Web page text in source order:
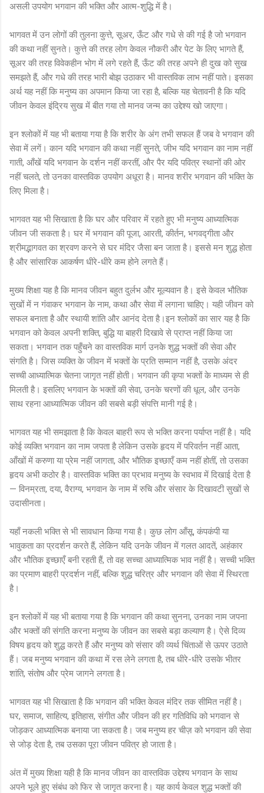
असली उपयोग भगवान की भक्ति और आत्म-शुद्धि में है।
भागवत में उन लोगों की तुलना कुत्ते, सूअर, ऊँट और गधे से की गई है जो भगवान
की कथा नहीं सुनते। कुत्ते की तरह लोग केवल नौकरी और पेट के लिए भागते हैं,
सूअर की तरह विवेकहीन भोग में लगे रहते हैं, ऊँट की तरह अपने ही दुख को सुख
समझते हैं, और गधे की तरह भारी बोझ उठाकर भी वास्तविक लाभ नहीं पाते। इसका
अर्थ यह नहीं कि मनुष्य का अपमान किया जा रहा है, बल्कि यह चेतावनी है कि यदि
जीवन केवल इंद्रिय सुख में बीत गया तो मानव जन्म का उद्देश्य खो जाएगा।
इन श्लोकों में यह भी बताया गया है कि शरीर के अंग तभी सफल हैं जब वे भगवान की
सेवा में लगें। कान यदि भगवान की कथा नहीं सुनते, जीभ यदि भगवान का नाम नहीं
गाती, आँखें यदि भगवान के दर्शन नहीं करतीं, और पैर यदि पवित्र स्थानों की ओर
नहीं चलते, तो उनका वास्तविक उपयोग अधूरा है। मानव शरीर भगवान की भक्ति के
लिए मिला है।
भागवत यह भी सिखाता है कि घर और परिवार में रहते हुए भी मनुष्य आध्यात्मिक
जीवन जी सकता है। घर में भगवान की पूजा, आरती, कीर्तन, भगवद्गीता और
श्रीमद्भागवत का श्रवण करने से घर मंदिर जैसा बन जाता है। इससे मन शुद्ध होता
है और सांसारिक आकर्षण धीरे-धीरे कम होने लगते हैं।
मुख्य शिक्षा यह है कि मानव जीवन बहुत दुर्लभ और मूल्यवान है। इसे केवल भौतिक
सुखों में न गंवाकर भगवान के नाम, कथा और सेवा में लगाना चाहिए। यही जीवन को
सफल बनाता है और स्थायी शांति और आनंद देता है।इन श्लोकों का सार यह है कि
भगवान को केवल अपनी शक्ति, बुद्धि या बाहरी दिखावे से प्राप्त नहीं किया जा
सकता। भगवान तक पहुँचने का वास्तविक मार्ग उनके शुद्ध भक्तों की सेवा और
संगति है। जिस व्यक्ति के जीवन में भक्तों के प्रति सम्मान नहीं है, उसके अंदर
सच्ची आध्यात्मिक चेतना जागृत नहीं होती। भगवान की कृपा भक्तों के माध्यम से ही
मिलती है। इसलिए भगवान के भक्तों की सेवा, उनके चरणों की धूल, और उनके
साथ रहना आध्यात्मिक जीवन की सबसे बड़ी संपत्ति मानी गई है।
भागवत यह भी समझाता है कि केवल बाहरी रूप से भक्ति करना पर्याप्त नहीं है। यदि
कोई व्यक्ति भगवान का नाम जपता है लेकिन उसके हृदय में परिवर्तन नहीं आता,
आँखों में करुणा या प्रेम नहीं जागता, और भौतिक इच्छाएँ कम नहीं होतीं, तो उसका
हृदय अभी कठोर है। वास्तविक भक्ति का प्रभाव मनुष्य के स्वभाव में दिखाई देता है
— विनम्रता, दया, वैराग्य, भगवान के नाम में रुचि और संसार के दिखावटी सुखों से
उदासीनता।
यहाँ नकली भक्ति से भी सावधान किया गया है। कुछ लोग आँसू, कंपकंपी या
भावुकता का प्रदर्शन करते हैं, लेकिन यदि उनके जीवन में गलत आदतें, अहंकार
और भौतिक इच्छाएँ बनी रहती हैं, तो वह सच्चा आध्यात्मिक भाव नहीं है। सच्ची भक्ति
का प्रमाण बाहरी प्रदर्शन नहीं, बल्कि शुद्ध चरित्र और भगवान की सेवा में स्थिरता
है।
इन श्लोकों में यह भी बताया गया है कि भगवान की कथा सुनना, उनका नाम जपना
और भक्तों की संगति करना मनुष्य के जीवन का सबसे बड़ा कल्याण है। ऐसे दिव्य
विषय हृदय को शुद्ध करते हैं और मनुष्य को संसार की व्यर्थ चिंताओं से ऊपर उठाते
हैं। जब मनुष्य भगवान की कथा में रस लेने लगता है, तब धीरे-धीरे उसके भीतर
शांति, संतोष और प्रेम जागने लगता है।
भागवत यह भी सिखाता है कि भगवान की भक्ति केवल मंदिर तक सीमित नहीं है।
घर, समाज, साहित्य, इतिहास, संगीत और जीवन की हर गतिविधि को भगवान से
जोड़कर आध्यात्मिक बनाया जा सकता है। जब मनुष्य हर चीज़ को भगवान की सेवा
से जोड़ देता है, तब उसका पूरा जीवन पवित्र हो जाता है।
अंत में मुख्य शिक्षा यही है कि मानव जीवन का वास्तविक उद्देश्य भगवान के साथ
अपने भूले हुए संबंध को फिर से जागृत करना है। यह कार्य केवल शुद्ध भक्तों की